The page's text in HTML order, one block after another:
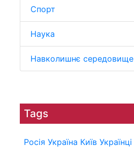
Спорт
Наука
Навколишнє середовище
Tags
Росія Україна Київ Українці